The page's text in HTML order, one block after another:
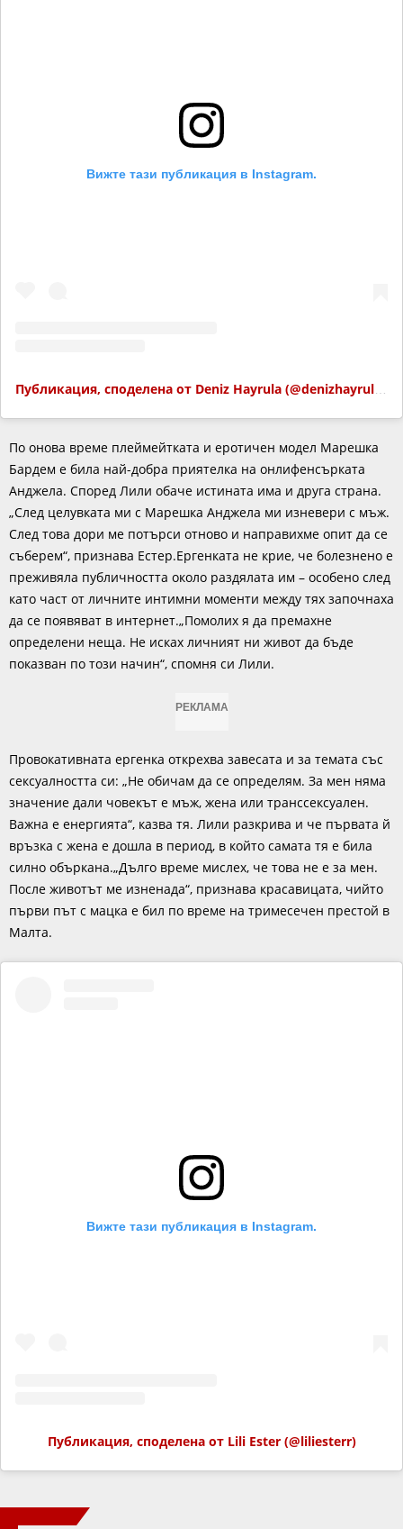
Вижте тази публикация в Instagram.
Публикация, споделена от Deniz Hayrula (@denizhayrulanew)
По онова време плеймейтката и еротичен модел Марешка
Бардем е била най-добра приятелка на онлифенсърката
Анджела. Според Лили обаче истината има и друга страна.
„След целувката ми с Марешка Анджела ми изневери с мъж.
След това дори ме потърси отново и направихме опит да се
съберем“, признава Естер.Ергенката не крие, че болезнено е
преживяла публичността около раздялата им – особено след
като част от личните интимни моменти между тях започнаха
да се появяват в интернет.„Помолих я да премахне
определени неща. Не исках личният ни живот да бъде
показван по този начин“, спомня си Лили.
РЕКЛАМА
Провокативната ергенка открехва завесата и за темата със
сексуалността си: „Не обичам да се определям. За мен няма
значение дали човекът е мъж, жена или транссексуален.
Важна е енергията“, казва тя. Лили разкрива и че първата й
връзка с жена е дошла в период, в който самата тя е била
силно объркана.„Дълго време мислех, че това не е за мен.
После животът ме изненада“, признава красавицата, чийто
първи път с мацка е бил по време на тримесечен престой в
Малта.
Вижте тази публикация в Instagram.
Публикация, споделена от Lili Ester (@liliesterr)